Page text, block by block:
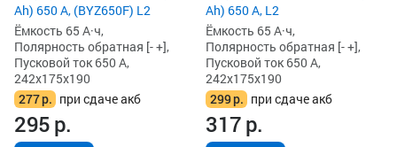
Ah) 650 А, (BYZ650F) L2
Ёмкость 65 А·ч,
Полярность обратная [- +],
Пусковой ток 650 А,
242x175x190
277р. при сдаче акб
295р.
Ah) 650 А, L2
Ёмкость 65 А·ч,
Полярность обратная [- +],
Пусковой ток 650 А,
242x175x190
299р. при сдаче акб
317р.